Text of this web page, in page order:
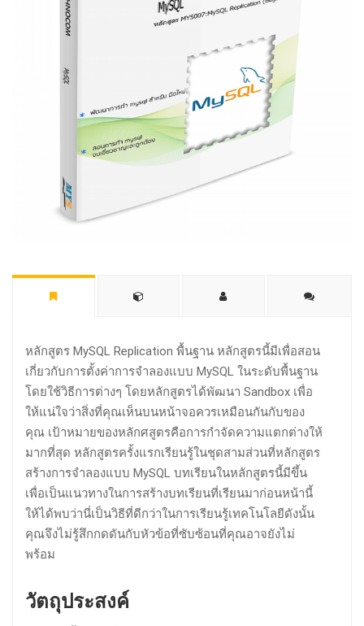
หลักสูตร MySQL Replication พื้นฐาน หลักสูตรนี้มีเพื่อสอน
เกี่ยวกับการตั้งค่าการจำลองแบบ MySQL ในระดับพื้นฐาน
โดยใช้วิธีการต่างๆ โดยหลักสูตรได้พัฒนา Sandbox เพื่อ
ให้แน่ใจว่าสิ่งที่คุณเห็นบนหน้าจอควรเหมือนกันกับของ
คุณ เป้าหมายของหลักศสูตรคือการกำจัดความแตกต่างให้
มากที่สุด หลักสูตรครั้งแรกเรียนรู้ในชุดสามส่วนที่หลักสูตร
สร้างการจำลองแบบ MySQL บทเรียนในหลักสูตรนี้มีขึ้น
เพื่อเป็นแนวทางในการสร้างบทเรียนที่เรียนมาก่อนหน้านี้
ให้ได้พบว่านี่เป็นวิธีที่ดีกว่าในการเรียนรู้เทคโนโลยีดังนั้น
คุณจึงไม่รู้สึกกดดันกับหัวข้อที่ซับซ้อนที่คุณอาจยังไม่
พร้อม
วัตถุประสงค์